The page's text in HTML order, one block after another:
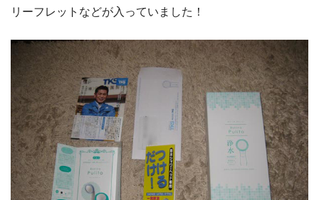
リーフレットなどが入っていました！